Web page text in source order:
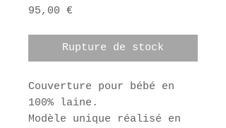
95,00 €
Rupture de stock
Couverture pour bébé en
100% laine.
Modèle unique réalisé en